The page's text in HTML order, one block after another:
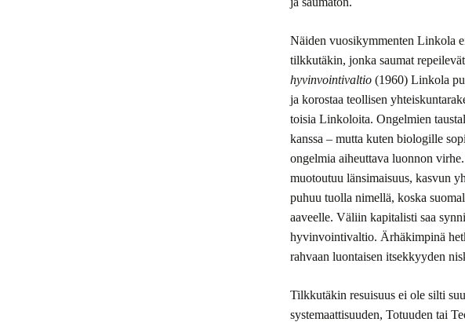
Numerot 2016
Numerot 2015
Numerot 2014
Numerot 2013
Näiden vuosikymmenten Linkola
tilkkutäkin, jonka saumat
hyvinvointivaltio (1960) Linkola
ja korostaa teollisen
toisia Linkoloita. Ongelmien
kanssa – mutta kuten biologille
ongelmia aiheuttava luonnon
muotoutuu länsimaisuus, kasvun
puhuu tuolla nimellä, koska
aaveelle. Väliin kapitalisti saa
hyvinvointivaltio. Ärhäkimpinä
rahvaan luontaisen itsekkyyden
Tilkkutäkin resuisuus ei ole silti
systemaattisuuden, Totuuden tai